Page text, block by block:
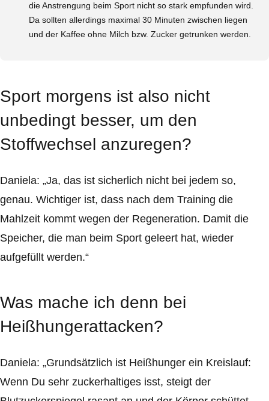
die Anstrengung beim Sport nicht so stark empfunden wird.
Da sollten allerdings maximal 30 Minuten zwischen liegen
und der Kaffee ohne Milch bzw. Zucker getrunken werden.
Sport morgens ist also nicht
unbedingt besser, um den
Stoffwechsel anzuregen?
Daniela: „Ja, das ist sicherlich nicht bei jedem so,
genau. Wichtiger ist, dass nach dem Training die
Mahlzeit kommt wegen der Regeneration. Damit die
Speicher, die man beim Sport geleert hat, wieder
aufgefüllt werden.“
Was mache ich denn bei
Heißhungerattacken?
Daniela: „Grundsätzlich ist Heißhunger ein Kreislauf:
Wenn Du sehr zuckerhaltiges isst, steigt der